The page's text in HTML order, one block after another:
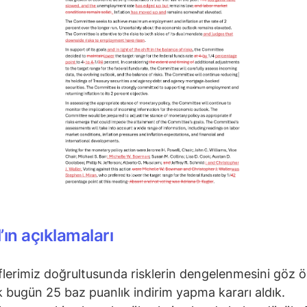
açıklamaları
doğrultusunda risklerin dengelenmesini göz
bugün 25 baz puanlık indirim yapma kararı aldık.